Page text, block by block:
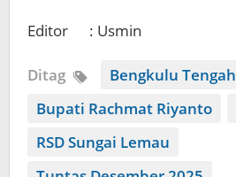
Editor : Usmin
Ditag
Bengkulu Tengah
Bupati Rachmat Riyanto
RSD Sungai Lemau